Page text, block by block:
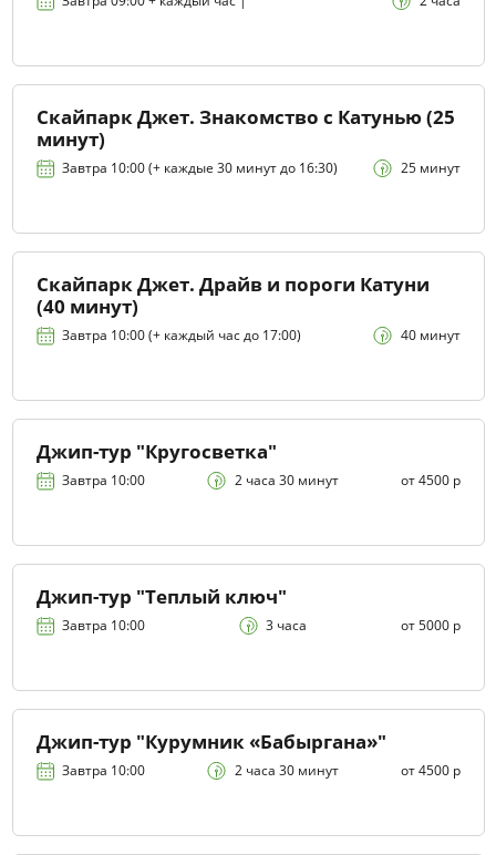
Скайпарк Джет. Знакомство с Катунью (25
минут)
Завтра 10:00 (+ каждые 30 минут до 16:30) 25 минут
Скайпарк Джет. Драйв и пороги Катуни
(40 минут)
Завтра 10:00 (+ каждый час до 17:00) 40 минут
Джип-тур "Кругосветка"
Завтра 10:00 2 часа 30 минут от 4500 р
Джип-тур "Теплый ключ"
Завтра 10:00 3 часа от 5000 р
Джип-тур "Курумник «Бабыргана»"
Завтра 10:00 2 часа 30 минут от 4500 р